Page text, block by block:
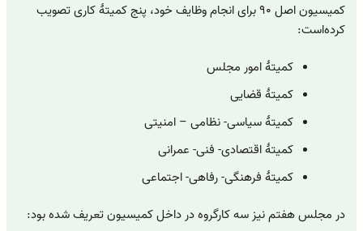
کمیسیون اصل ۹۰ برای انجام وظایف خود، پنج کمیتهٔ کاری تصویب
کرده‌است:
کمیتهٔ امور مجلس
کمیتهٔ قضایی
کمیتهٔ سیاسی- نظامی – امنیتی
کمیتهٔ اقتصادی- فنی- عمرانی
کمیتهٔ فرهنگی- رفاهی- اجتماعی
در مجلس هفتم نیز سه کارگروه در داخل کمیسیون تعریف شده بود: